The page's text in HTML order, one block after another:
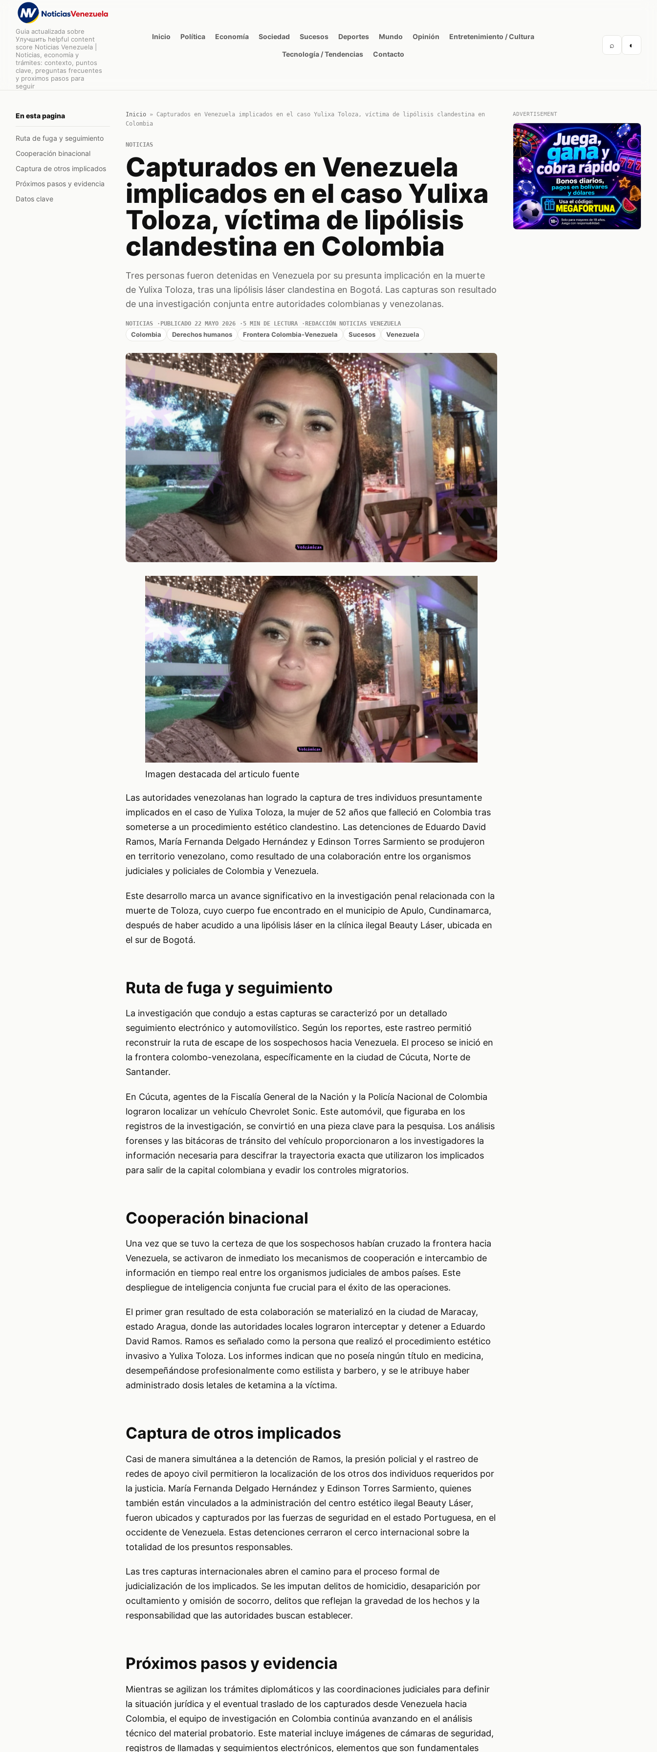
Guia actualizada sobre
Улучшить helpful content
score Noticias Venezuela |
Noticias, economía y
trámites: contexto, puntos
clave, preguntas frecuentes
y proximos pasos para
seguir
Inicio Política Economía Sociedad Sucesos Deportes Mundo Opinión Entretenimiento / Cultura
Tecnología / Tendencias Contacto
⌕ ◐
En esta pagina
Ruta de fuga y seguimiento
Cooperación binacional
Captura de otros implicados
Próximos pasos y evidencia
Datos clave
Inicio» Capturados en Venezuela implicados en el caso Yulixa Toloza, víctima de lipólisis clandestina en
Colombia
NOTICIAS
Capturados en Venezuela
implicados en el caso Yulixa
Toloza, víctima de lipólisis
clandestina en Colombia
Tres personas fueron detenidas en Venezuela por su presunta implicación en la muerte
de Yulixa Toloza, tras una lipólisis láser clandestina en Bogotá. Las capturas son resultado
de una investigación conjunta entre autoridades colombianas y venezolanas.
NOTICIAS PUBLICADO 22 MAYO 2026 5 MIN DE LECTURA REDACCIÓN NOTICIAS VENEZUELA
Colombia Derechos humanos Frontera Colombia-Venezuela Sucesos Venezuela
Imagen destacada del articulo fuente
Las autoridades venezolanas han logrado la captura de tres individuos presuntamente
implicados en el caso de Yulixa Toloza, la mujer de 52 años que falleció en Colombia tras
someterse a un procedimiento estético clandestino. Las detenciones de Eduardo David
Ramos, María Fernanda Delgado Hernández y Edinson Torres Sarmiento se produjeron
en territorio venezolano, como resultado de una colaboración entre los organismos
judiciales y policiales de Colombia y Venezuela.
Este desarrollo marca un avance significativo en la investigación penal relacionada con la
muerte de Toloza, cuyo cuerpo fue encontrado en el municipio de Apulo, Cundinamarca,
después de haber acudido a una lipólisis láser en la clínica ilegal Beauty Láser, ubicada en
el sur de Bogotá.
Ruta de fuga y seguimiento
La investigación que condujo a estas capturas se caracterizó por un detallado
seguimiento electrónico y automovilístico. Según los reportes, este rastreo permitió
reconstruir la ruta de escape de los sospechosos hacia Venezuela. El proceso se inició en
la frontera colombo-venezolana, específicamente en la ciudad de Cúcuta, Norte de
Santander.
En Cúcuta, agentes de la Fiscalía General de la Nación y la Policía Nacional de Colombia
lograron localizar un vehículo Chevrolet Sonic. Este automóvil, que figuraba en los
registros de la investigación, se convirtió en una pieza clave para la pesquisa. Los análisis
forenses y las bitácoras de tránsito del vehículo proporcionaron a los investigadores la
información necesaria para descifrar la trayectoria exacta que utilizaron los implicados
para salir de la capital colombiana y evadir los controles migratorios.
Cooperación binacional
Una vez que se tuvo la certeza de que los sospechosos habían cruzado la frontera hacia
Venezuela, se activaron de inmediato los mecanismos de cooperación e intercambio de
información en tiempo real entre los organismos judiciales de ambos países. Este
despliegue de inteligencia conjunta fue crucial para el éxito de las operaciones.
El primer gran resultado de esta colaboración se materializó en la ciudad de Maracay,
estado Aragua, donde las autoridades locales lograron interceptar y detener a Eduardo
David Ramos. Ramos es señalado como la persona que realizó el procedimiento estético
invasivo a Yulixa Toloza. Los informes indican que no poseía ningún título en medicina,
desempeñándose profesionalmente como estilista y barbero, y se le atribuye haber
administrado dosis letales de ketamina a la víctima.
Captura de otros implicados
Casi de manera simultánea a la detención de Ramos, la presión policial y el rastreo de
redes de apoyo civil permitieron la localización de los otros dos individuos requeridos por
la justicia. María Fernanda Delgado Hernández y Edinson Torres Sarmiento, quienes
también están vinculados a la administración del centro estético ilegal Beauty Láser,
fueron ubicados y capturados por las fuerzas de seguridad en el estado Portuguesa, en el
occidente de Venezuela. Estas detenciones cerraron el cerco internacional sobre la
totalidad de los presuntos responsables.
Las tres capturas internacionales abren el camino para el proceso formal de
judicialización de los implicados. Se les imputan delitos de homicidio, desaparición por
ocultamiento y omisión de socorro, delitos que reflejan la gravedad de los hechos y la
responsabilidad que las autoridades buscan establecer.
Próximos pasos y evidencia
Mientras se agilizan los trámites diplomáticos y las coordinaciones judiciales para definir
la situación jurídica y el eventual traslado de los capturados desde Venezuela hacia
Colombia, el equipo de investigación en Colombia continúa avanzando en el análisis
técnico del material probatorio. Este material incluye imágenes de cámaras de seguridad,
registros de llamadas y seguimientos electrónicos, elementos que son fundamentales
ADVERTISEMENT